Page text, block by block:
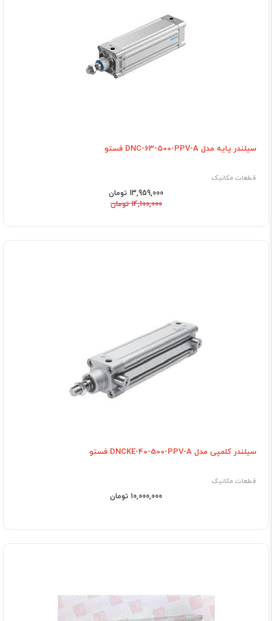
سیلندر پایه مدل DNC-63-500-PPV-A فستو
قطعات مکانیک
13,959,000 تومان
14,100,000 تومان
سیلندر کلمپی مدل DNCKE-40-500-PPV-A فستو
قطعات مکانیک
10,000,000 تومان